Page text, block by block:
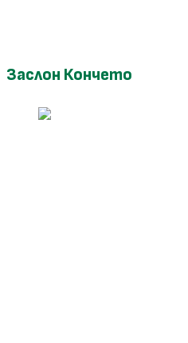
Заслон Кончето